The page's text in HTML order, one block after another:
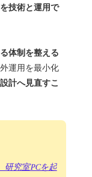
技術と運用で
体制を整える
運用を最小化
計へ見直すこ
研究室PCを起